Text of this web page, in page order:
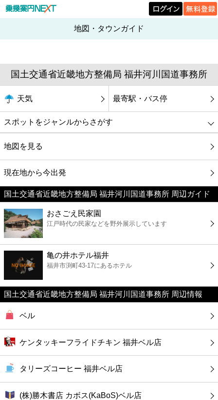
地図・タウンガイド
国土交通省近畿地方整備局 福井河川国道事務所
天気 最寄駅・バス停
スポットをジャンルからさがす
グルメ
映画
美容
コンビニ
薬局
スーパー
エンタメ
レジャー
書店
ファミレス
地図を見る
現在地から今出発
国土交通省近畿地方整備局 福井河川国道事務所 周辺ガイド
おさごえ民家園
江戸時代の民家などを野外展示しています
亀の井ホテル福井
福井市渕町43-17にあるホテル
国土交通省近畿地方整備局 福井河川国道事務所 周辺情報
ベル
ケンタッキーフライドチキン 福井ベル店
タリーズコーヒー 福井ベル店
(株)勝木書店 カボス(KaBoS)ベル店